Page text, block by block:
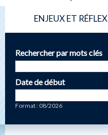
ENJEUX ET
Rechercher par mots clés
Date de début
Format : 08/2026